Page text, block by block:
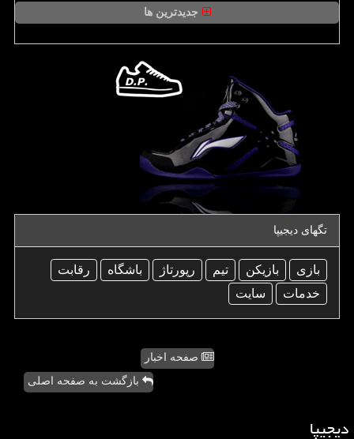
جدیدترین ها
تگهای دیجیپا
بازی بازیكن تیم رپورتاژ باشگاه
رقابت
خدمات
سایت
صفحه اخبار
بازگشت به صفحه اصلی
دیجیپا